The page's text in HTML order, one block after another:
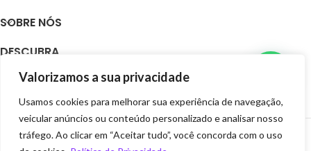
Valorizamos a sua privacidade
Usamos cookies para melhorar sua experiência de navegação,
veicular anúncios ou conteúdo personalizado e analisar nosso
tráfego. Ao clicar em “Aceitar tudo”, você concorda com o uso
SOBRE NÓS
DESCUBRA
TERMOS E LICENÇAS
RECURSOS
2025 CRIADOR POR
EXPERTS VOCÊ TAMBÉM.